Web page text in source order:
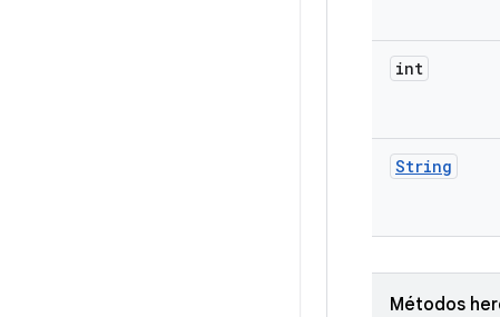
int
String
Métodos